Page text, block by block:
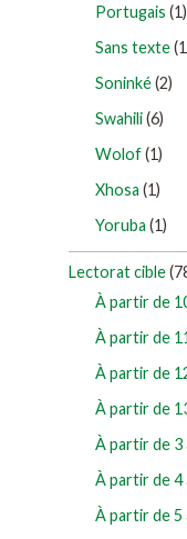
Portugais (1)
Sans texte
Soninké(2)
Swahili(6)
Wolof(1)
Xhosa (1)
Yoruba (1)
Lectorat cible
À partir de
À partir de
À partir de
À partir de
À partir de 3
À partir de 4
À partir de 5